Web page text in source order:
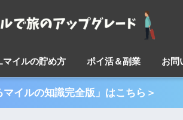
マイルの貯め方 ポイ活＆副業 お問
マイルの知識完全版」はこちら＞